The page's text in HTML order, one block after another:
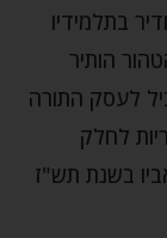
בתלמידיו
הותיר
לעסק התורה
לחלק
בשנת תש"ז